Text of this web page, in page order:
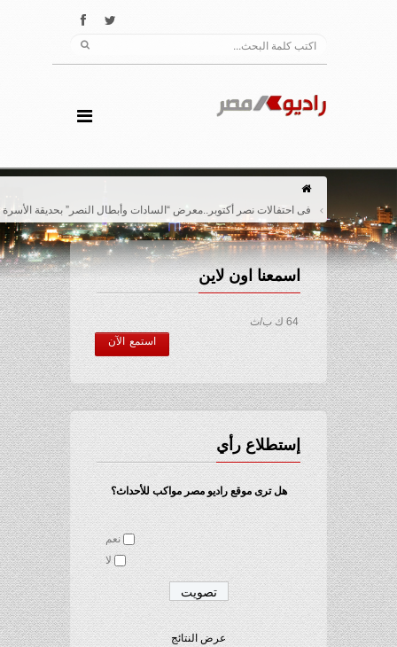
فى احتفالات نصر أكتوبر..معرض “السادات وأبطال النصر” بحديقة الأسرة
اسمعنا اون لاين
64 ك ب/ث
استمع الآن
إستطلاع رأي
هل ترى موقع راديو مصر مواكب للأحداث؟
نعم
لا
عرض النتائج